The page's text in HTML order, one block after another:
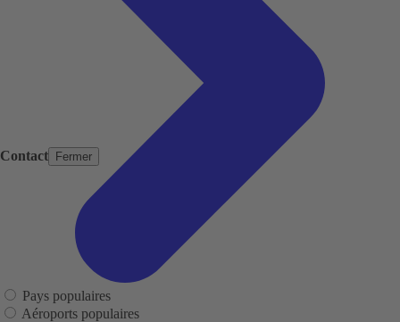
Contact Fermer
Pays populaires
Aéroports populaires